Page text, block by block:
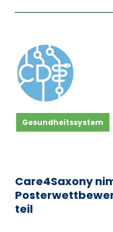
Gesundheitssystem
Care4Saxony
teil